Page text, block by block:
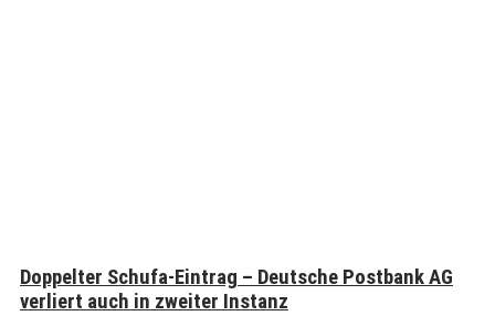
Doppelter Schufa-Eintrag – Deutsche Postbank AG
verliert auch in zweiter Instanz